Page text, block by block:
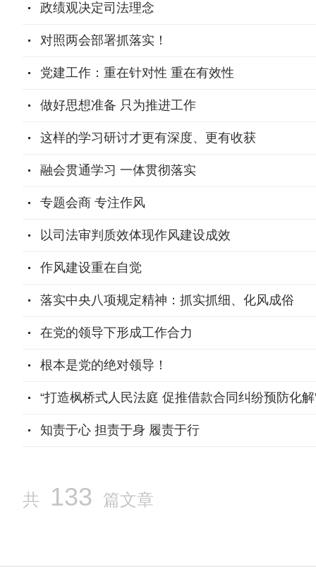
政绩观决定司法理念
对照两会部署抓落实！
党建工作：重在针对性 重在有效性
做好思想准备 只为推进工作
这样的学习研讨才更有深度、更有收获
融会贯通学习 一体贯彻落实
专题会商 专注作风
以司法审判质效体现作风建设成效
作风建设重在自觉
落实中央八项规定精神：抓实抓细、化风成俗
在党的领导下形成工作合力
根本是党的绝对领导！
“打造枫桥式人民法庭 促推借款合同纠纷预防
知责于心 担责于身 履责于行
共 133 篇文章